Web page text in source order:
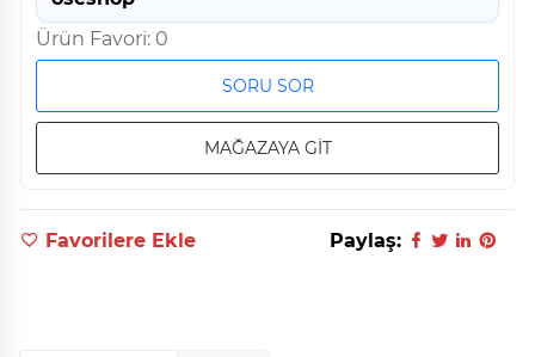
Ürün Favori: 0
SORU SOR
MAĞAZAYA GİT
Favorilere Ekle Paylaş: